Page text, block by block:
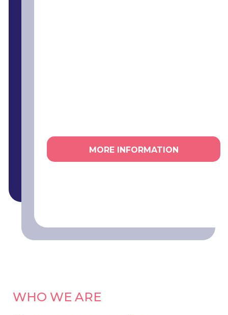
MORE INFORMATION
WHO WE ARE